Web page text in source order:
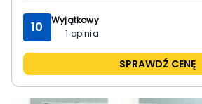
10
Wyjątkowy
1 opinia
SPRAWDŹ CENĘ